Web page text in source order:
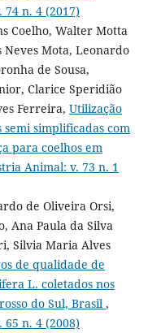
n. 4 (2017)
Coelho, Walter Motta
Mota, Leonardo
de Sousa,
Clarice Speridião
Ferreira, Utilização
simplificadas com
para coelhos em
Animal: v. 73 n. 1
de Oliveira Orsi,
Ana Paula da Silva
Silvia Maria Alves
de qualidade de
L. coletados nos
do Sul, Brasil ,
n. 4 (2008)